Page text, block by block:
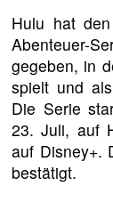
Hulu hat
Abenteuer-
gegeben, in
spielt und
Die Serie
23. Juli, auf
auf Disney+.
bestätigt.